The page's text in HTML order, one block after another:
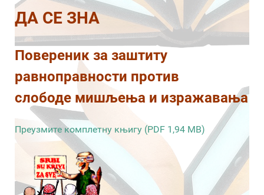
ДА СЕ ЗНА
Повереник за заштиту
равноправности против
слободе мишљења и изражавања
Преузмите комплетну књигу (PDF 1,94 MB)